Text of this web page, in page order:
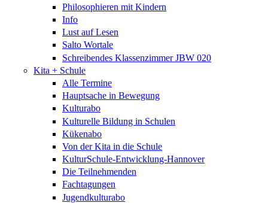
Philosophieren mit Kindern
Info
Lust auf Lesen
Salto Wortale
Schreibendes Klassenzimmer JBW 020
Kita + Schule
Alle Termine
Hauptsache in Bewegung
Kulturabo
Kulturelle Bildung in Schulen
Kükenabo
Von der Kita in die Schule
KulturSchule-Entwicklung-Hannover
Die Teilnehmenden
Fachtagungen
Jugendkulturabo